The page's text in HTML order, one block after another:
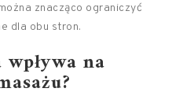
znacząco ograniczyć
dla obu stron.
na